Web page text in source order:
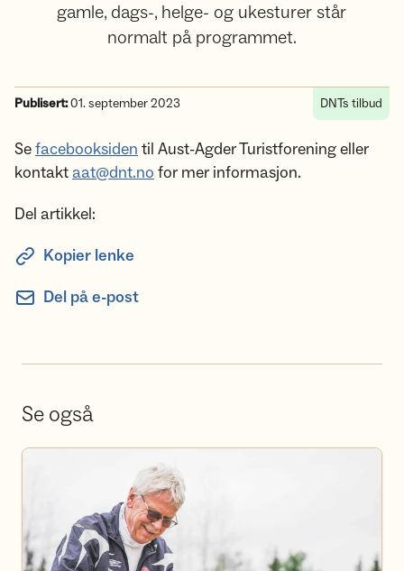
gamle, dags-, helge- og ukesturer står
normalt på programmet.
Publisert:01. september 2023 DNTs tilbud
Sefacebooksiden til Aust-Agder Turistforening eller
kontaktaat@dnt.no for mer informasjon.
Del artikkel:
Kopier lenke
Del på e-post
Se også
Bli frivillig